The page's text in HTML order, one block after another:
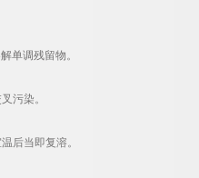
单调残留物。
污染。
后当即复溶。